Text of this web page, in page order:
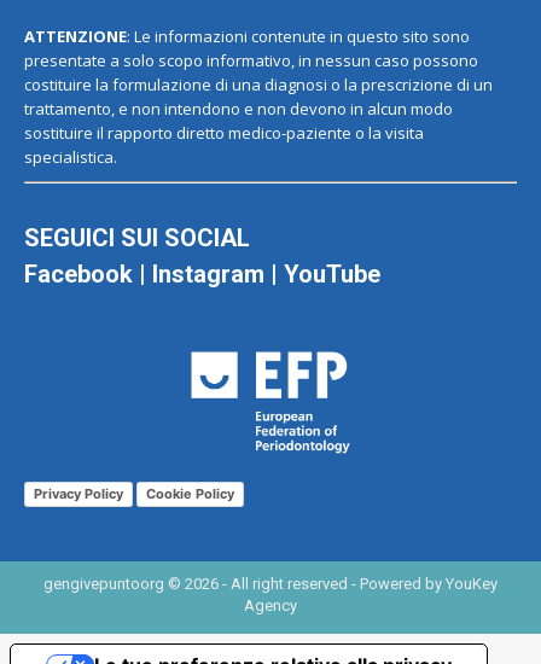
ATTENZIONE: Le informazioni contenute in questo sito sono
presentate a solo scopo informativo, in nessun caso possono
costituire la formulazione di una diagnosi o la prescrizione di un
trattamento, e non intendono e non devono in alcun modo
sostituire il rapporto diretto medico-paziente o la visita
specialistica.
SEGUICI SUI SOCIAL
Facebook | Instagram | YouTube
Privacy Policy Cookie Policy
gengivepuntoorg © 2026 - All right reserved - Powered by YouKey
Agency